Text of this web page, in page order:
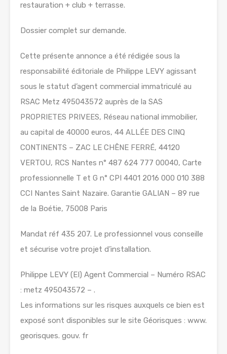
restauration + club + terrasse.
Dossier complet sur demande.
Cette présente annonce a été rédigée sous la
responsabilité éditoriale de Philippe LEVY agissant
sous le statut d’agent commercial immatriculé au
RSAC Metz 495043572 auprès de la SAS
PROPRIETES PRIVEES, Réseau national immobilier,
au capital de 40000 euros, 44 ALLÉE DES CINQ
CONTINENTS – ZAC LE CHÊNE FERRÉ, 44120
VERTOU, RCS Nantes n° 487 624 777 00040, Carte
professionnelle T et G n° CPI 4401 2016 000 010 388
CCI Nantes Saint Nazaire. Garantie GALIAN – 89 rue
de la Boétie, 75008 Paris
Mandat réf 435 207. Le professionnel vous conseille
et sécurise votre projet d’installation.
Philippe LEVY (EI) Agent Commercial – Numéro RSAC
: metz 495043572 – .
Les informations sur les risques auxquels ce bien est
exposé sont disponibles sur le site Géorisques : www.
georisques. gouv. fr